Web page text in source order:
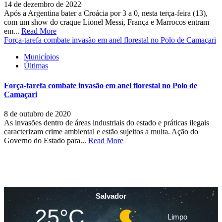
14 de dezembro de 2022
Após a Argentina bater a Croácia por 3 a 0, nesta terça-feira (13),
com um show do craque Lionel Messi, França e Marrocos entram
em... Read More
Força-tarefa combate invasão em anel florestal no Polo de Camaçari
Municípios
Últimas
Força-tarefa combate invasão em anel florestal no Polo de
Camaçari
8 de outubro de 2020
As invasões dentro de áreas industriais do estado e práticas ilegais
caracterizam crime ambiental e estão sujeitos a multa. Ação do
Governo do Estado para... Read More
Salvador
Limpo